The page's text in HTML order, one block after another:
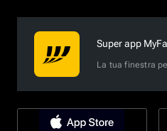
Super app
La tua finestra